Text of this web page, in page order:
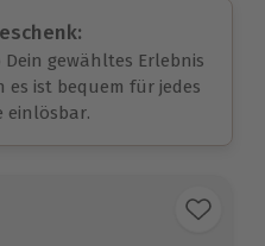
gewähltes Erlebnis
es ist bequem für jedes
einlösbar.